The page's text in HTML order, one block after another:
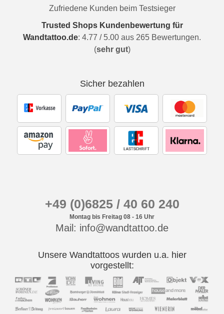
Zufriedene Kunden beim Testsieger
Trusted Shops Kundenbewertung für
Wandtattoo.de: 4.77 / 5.00 aus 265 Bewertungen.
(sehr gut)
Sicher bezahlen
+49 (0)6825 / 40 60 240
Montag bis Freitag 08 - 16 Uhr
Mail: info@wandtattoo.de
Unsere Wandtattoos wurden u.a. hier
vorgestellt: